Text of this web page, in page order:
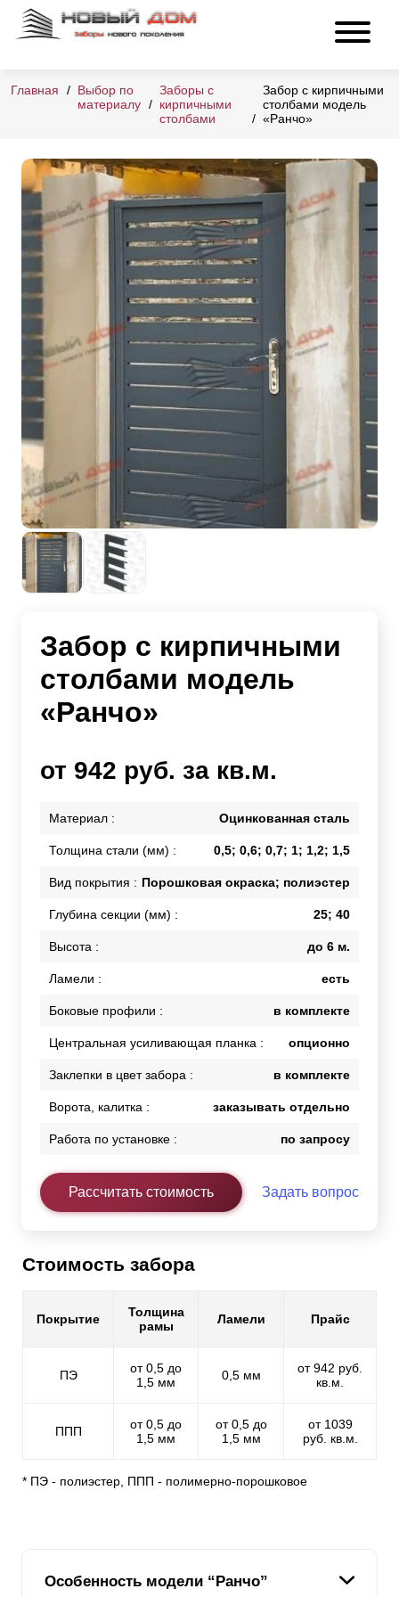
Главная
Выбор по
материалу
Заборы с
кирпичными
столбами
Забор с кирпичными
столбами модель
«Ранчо»
Забор с кирпичными
столбами модель
«Ранчо»
от 942 руб. за кв.м.
Материал : Оцинкованная сталь
Толщина стали (мм) : 0,5; 0,6; 0,7; 1; 1,2; 1,5
Вид покрытия : Порошковая окраска; полиэстер
Глубина секции (мм) : 25; 40
Высота : до 6 м.
Ламели : есть
Боковые профили : в комплекте
Центральная усиливающая планка : опционно
Заклепки в цвет забора : в комплекте
Ворота, калитка : заказывать отдельно
Работа по установке : по запросу
Рассчитать стоимость Задать вопрос
Стоимость забора
Покрытие
Толщина
рамы
Ламели Прайс
ПЭ
от 0,5 до
1,5 мм
0,5 мм
от 942 руб.
кв.м.
ППП
от 0,5 до
1,5 мм
от 0,5 до
1,5 мм
от 1039
руб. кв.м.
* ПЭ - полиэстер, ППП - полимерно-порошковое
Особенность модели “Ранчо”